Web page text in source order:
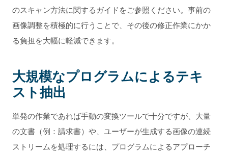
のスキャン方法に関するガイドをご参照ください。事前の
画像調整を積極的に行うことで、その後の修正作業にかか
る負担を大幅に軽減できます。
大規模なプログラムによるテキ
スト抽出
単発の作業であれば手動の変換ツールで十分ですが、大量
の文書（例：請求書）や、ユーザーが生成する画像の連続
ストリームを処理するには、プログラムによるアプローチ